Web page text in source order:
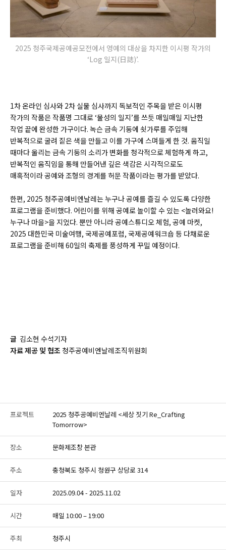
2025 청주국제공예공모전에서 영예의 대상을 차지한 이시평 작가의
‘Log 일지(日誌)’.
1차 온라인 심사와 2차 실물 심사까지 독보적인 주목을 받은 이시평
작가의 작품은 작품명 그대로 ‘물성의 일지’를 쓰듯 매일매일 지난한
작업 끝에 완성한 가구이다. 녹슨 금속 기둥에 쇳가루를 주입해
반복적으로 굴려 짙은 색을 만들고 이를 가구에 스며들게 한 것. 움직일
때마다 울리는 금속 기둥의 소리가 변화를 청각적으로 체험하게 하고,
반복적인 움직임을 통해 만들어낸 깊은 색감은 시각적으로도
매혹적이라 공예와 조형의 경계를 허문 작품이라는 평가를 받았다.
한편, 2025 청주공예비엔날레는 누구나 공예를 즐길 수 있도록 다양한
프로그램을 준비했다. 어린이를 위해 공예로 놀이할 수 있는 <놀러와요!
누구나 마을>을 지었다. 뿐만 아니라 공예스튜디오 체험, 공예 마켓,
2025 대한민국 미술여행, 국제공예포럼, 국제공예워크숍 등 다채로운
프로그램을 준비해 60일의 축제를 풍성하게 꾸밀 예정이다.
글 김소현 수석기자
자료 제공 및 협조 청주공예비엔날레조직위원회
프로젝트
2025 청주공예비엔날레 <세상 짓기 Re_Crafting
Tomorrow>
장소 문화제조창 본관
주소 충청북도 청주시 청원구 상당로 314
일자 2025.09.04 - 2025.11.02
시간 매일 10:00 – 19:00
주최 청주시